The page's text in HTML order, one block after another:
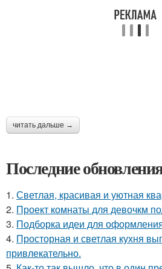
читать дальше →
Последние
1. Светлая, красивая и уютная
2. Проект комнаты для девочкм
3. Подборка идеи для
4. Просторная и светлая кухня
привлекательно.